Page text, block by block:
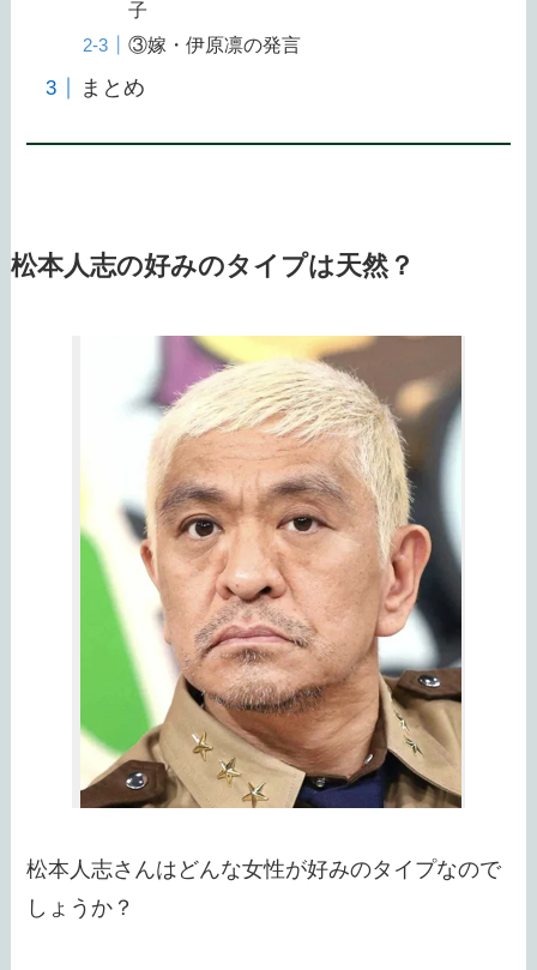
子
③嫁・伊原凛の発言
まとめ
松本人志の好みのタイプは天然？
松本人志さんはどんな女性が好みのタイプなので
しょうか？